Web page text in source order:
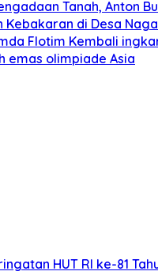
Tanah, Anton
di Desa
Flotim Kembali
emas olimpiade Asia
HUT RI ke-81